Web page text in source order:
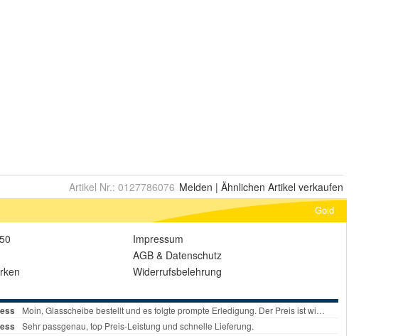
Artikel Nr.: 0127786076 Melden | Ähnlichen Artikel verkaufen
Gold
Impressum
AGB & Datenschutz
Widerrufsbelehrung